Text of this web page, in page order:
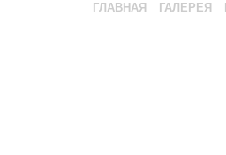
ГЛАВНАЯ ГАЛЕРЕЯ